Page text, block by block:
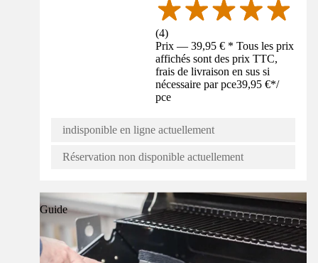
(4)
Prix — 39,95 € * Tous les prix
affichés sont des prix TTC,
frais de livraison en sus si
nécessaire par pce39,95 €*/
pce
indisponible en ligne actuellement
Réservation non disponible actuellement
Guide